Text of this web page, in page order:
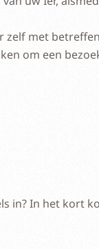
zelf met
om een
in? In het kort